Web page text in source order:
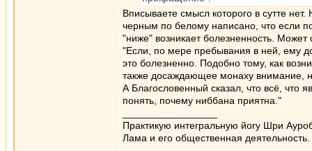
Вписываете смысл которого в сутте
черным по белому написано, что если
"ниже" возникает болезненность.
"Если, по мере пребывания в ней, ему
это болезненно. Подобно тому, как
также досаждающее монаху внимание,
А Благословенный сказал, что всё,
понять, почему ниббана приятна."
Практикую интегральную йогу Шри
Лама и его общественная деятельность.